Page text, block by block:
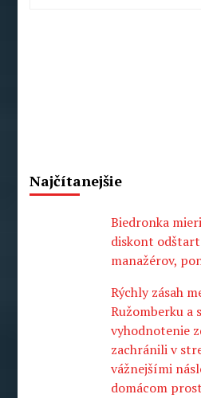
Najčítanejšie
Biedronka
diskont
manažérov,
Rýchly zásah
Ružomberku a
vyhodnotenie
zachránili v
vážnejšími
domácom